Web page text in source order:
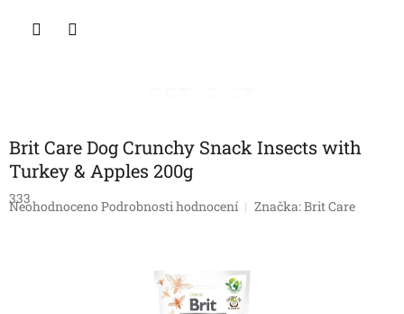
Brit Care Dog Crunchy Snack Insects with
Turkey & Apples 200g
333
Průměrné
Neohodnoceno Podrobnosti hodnocení Značka:Brit Care